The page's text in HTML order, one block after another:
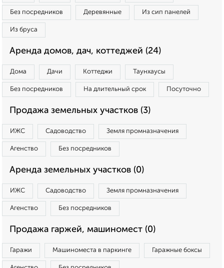
Без посредников Деревянные Из сип панелей
Из бруса
Аренда домов, дач, коттеджей (24)
Дома Дачи Коттеджи Таунхаусы
Без посредников На длительный срок Посуточно
Продажа земельных участков (3)
ИЖС Садоводство Земля промназначения
Агенство Без посредников
Аренда земельных участков (0)
ИЖС Садоводство Земля промназначения
Агенство Без посредников
Продажа гаржей, машиномест (0)
Гаражи Машиноместа в паркинге Гаражные боксы